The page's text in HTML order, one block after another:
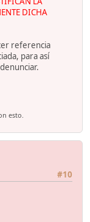
DICHA
referencia
para así
esto.
#10